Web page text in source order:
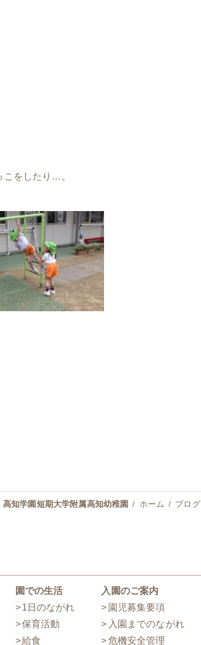
こをしたり…。
高知学園短期大学附属高知幼稚園 ホーム ブログ
園での生活
1日のながれ
保育活動
給食
入園のご案内
園児募集要項
入園までのながれ
危機安全管理